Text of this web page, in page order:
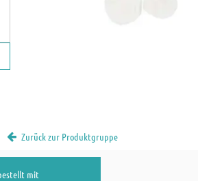
Zurück zur Produktgruppe
mit